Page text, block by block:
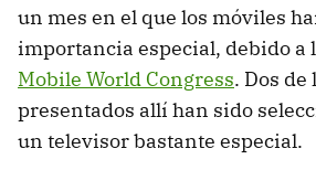
un mes en el que los móviles
importancia especial, debido a
Mobile World Congress. Dos de
presentados allí han sido
un televisor bastante especial.